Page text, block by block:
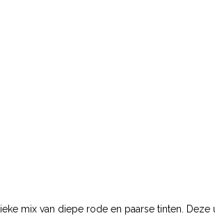
mix van diepe rode en paarse tinten.